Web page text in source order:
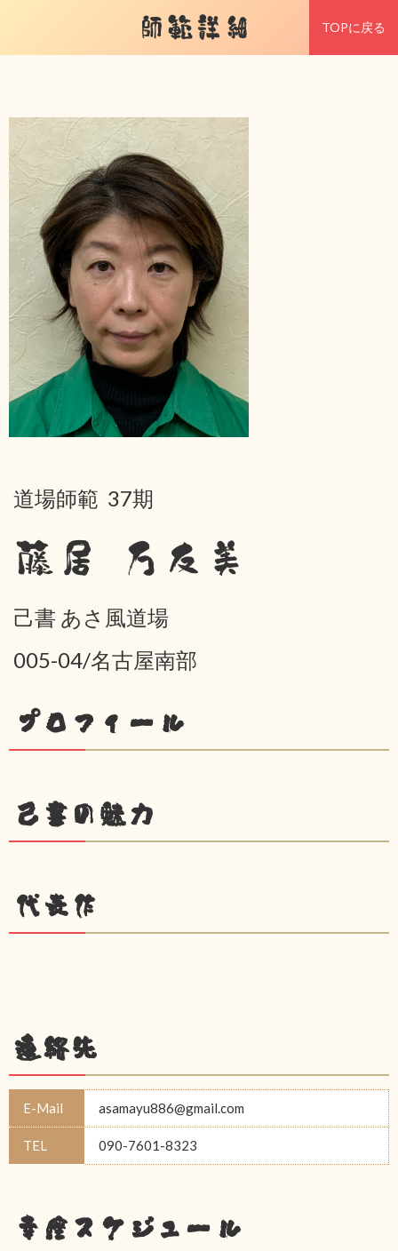
師範詳細 TOPに戻る
道場師範 37期
藤居 万友美
己書 あさ風道場
005-04/名古屋南部
プロフィール
己書の魅力
代表作
連絡先
E-Mail asamayu886@gmail.com
TEL 090-7601-8323
幸座スケジュール